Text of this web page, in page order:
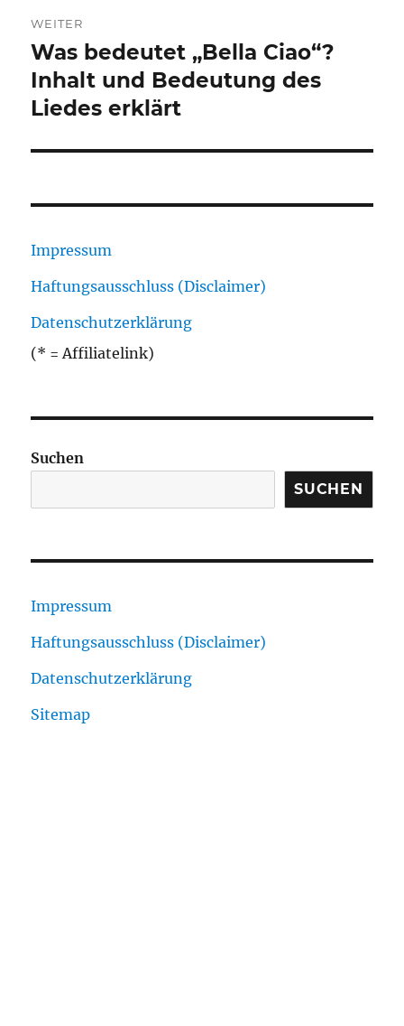
WEITER
Nächster
Beitrag:
Was bedeutet „Bella Ciao“?
Inhalt und Bedeutung des
Liedes erklärt
Impressum
Haftungsausschluss (Disclaimer)
Datenschutzerklärung
(* = Affiliatelink)
Suchen
SUCHEN
Impressum
Haftungsausschluss (Disclaimer)
Datenschutzerklärung
Sitemap